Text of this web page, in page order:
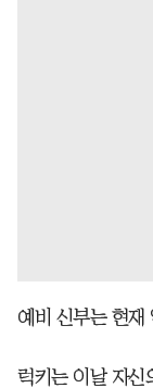
예비 신부는 현재
럭키는 이날 자신